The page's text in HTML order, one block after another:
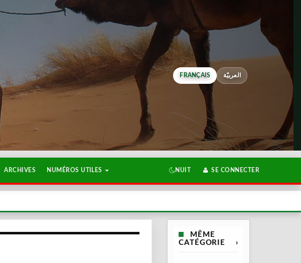
FRANÇAIS العربيّة
ARCHIVES NUMÉROS UTILES NUIT SE CONNECTER
MÊME
CATÉGORIE
›